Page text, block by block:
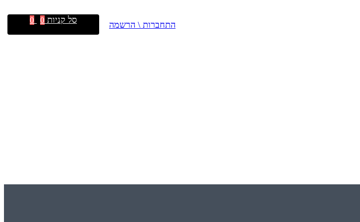
התחברות \ הרשמה סל קניות 0
0